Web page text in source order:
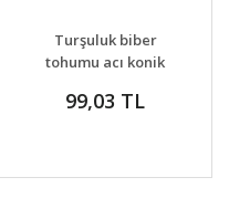
DETAYLAR SEPETE EKLE
Turşuluk biber
tohumu acı konik
99,03 TL